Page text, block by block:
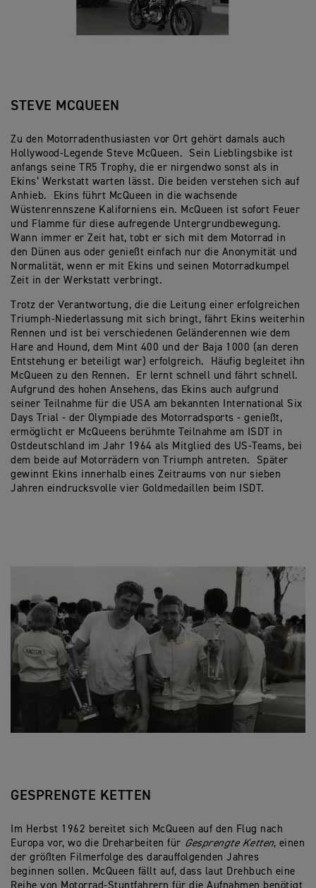
STEVE MCQUEEN
Zu den Motorradenthusiasten vor Ort gehört damals auch
Hollywood-Legende Steve McQueen. Sein Lieblingsbike ist
anfangs seine TR5 Trophy, die er nirgendwo sonst als in
Ekins‘ Werkstatt warten lässt. Die beiden verstehen sich auf
Anhieb. Ekins führt McQueen in die wachsende
Wüstenrennszene Kaliforniens ein. McQueen ist sofort Feuer
und Flamme für diese aufregende Untergrundbewegung.
Wann immer er Zeit hat, tobt er sich mit dem Motorrad in
den Dünen aus oder genießt einfach nur die Anonymität und
Normalität, wenn er mit Ekins und seinen Motorradkumpel
Zeit in der Werkstatt verbringt.
Trotz der Verantwortung, die die Leitung einer erfolgreichen
Triumph-Niederlassung mit sich bringt, fährt Ekins weiterhin
Rennen und ist bei verschiedenen Geländerennen wie dem
Hare and Hound, dem Mint 400 und der Baja 1000 (an deren
Entstehung er beteiligt war) erfolgreich. Häufig begleitet ihn
McQueen zu den Rennen. Er lernt schnell und fährt schnell.
Aufgrund des hohen Ansehens, das Ekins auch aufgrund
seiner Teilnahme für die USA am bekannten International Six
Days Trial - der Olympiade des Motorradsports - genießt,
ermöglicht er McQueens berühmte Teilnahme am ISDT in
Ostdeutschland im Jahr 1964 als Mitglied des US-Teams, bei
dem beide auf Motorrädern von Triumph antreten. Später
gewinnt Ekins innerhalb eines Zeitraums von nur sieben
Jahren eindrucksvolle vier Goldmedaillen beim ISDT.
GESPRENGTE KETTEN
Im Herbst 1962 bereitet sich McQueen auf den Flug nach
Europa vor, wo die Dreharbeiten für Gesprengte Ketten, einen
der größten Filmerfolge des darauffolgenden Jahres
beginnen sollen. McQueen fällt auf, dass laut Drehbuch eine
Reihe von Motorrad-Stuntfahrern für die Aufnahmen benötigt